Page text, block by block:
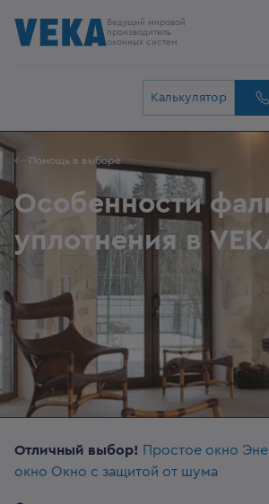
Ведущий мировой
производитель
оконных систем
Калькулятор
Помощь в выборе
Особенности
уплотнения в
Отличный выбор! Простое окно
окно Окно с защитой от шума